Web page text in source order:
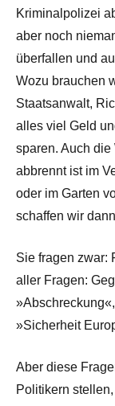
Kriminalpolizei
aber noch
überfallen und
Wozu brauchen
Staatsanwalt,
alles viel Geld
sparen. Auch
abbrennt ist im
oder im Garten
schaffen wir
Sie fragen zwar:
aller Fragen:
»Sicherheit
Aber diese
Politikern